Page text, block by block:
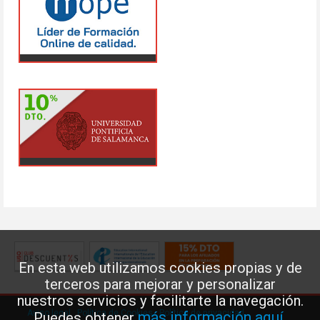
En esta web utilizamos cookies propias y de
terceros para mejorar y personalizar
nuestros servicios y facilitarte la navegación.
Aviso legal·Política de Cookies·Política de privacidad